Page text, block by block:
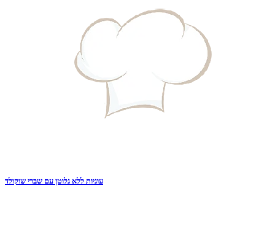
עוגיות ללא גלוטן עם שברי שוקולד